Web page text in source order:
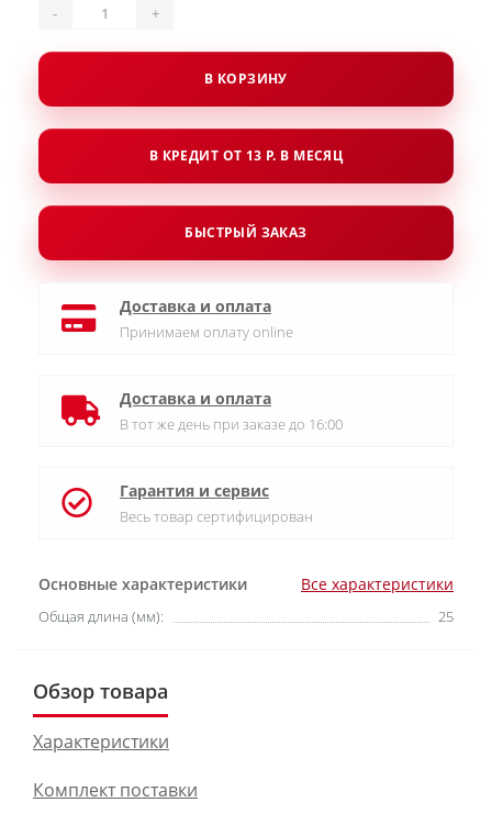
Основные характеристики Все характеристики
Общая длина (мм): 25
- +
В КОРЗИНУ
В КРЕДИТ ОТ 13 Р. В МЕСЯЦ
БЫСТРЫЙ ЗАКАЗ
Доставка и оплата
Принимаем оплату online
Доставка и оплата
В тот же день при заказе до 16:00
Гарантия и сервис
Весь товар сертифицирован
Обзор товара
Характеристики
Комплект поставки